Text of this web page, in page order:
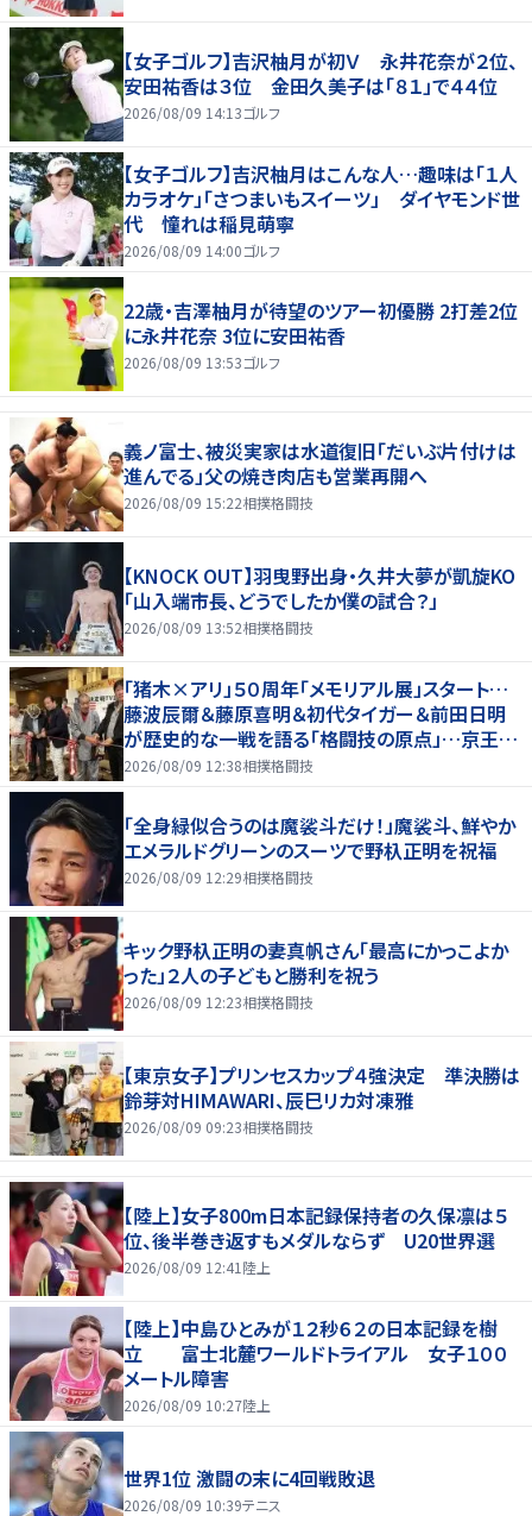
【女子ゴルフ】吉沢柚月が初Ｖ 永井花奈が２位、
安田祐香は３位 金田久美子は「８１」で４４位
2026/08/09 14:13ゴルフ
【女子ゴルフ】吉沢柚月はこんな人…趣味は「１人
カラオケ」「さつまいもスイーツ」 ダイヤモンド世
代 憧れは稲見萌寧
2026/08/09 14:00ゴルフ
22歳・吉澤柚月が待望のツアー初優勝 2打差2位
に永井花奈 3位に安田祐香
2026/08/09 13:53ゴルフ
義ノ富士、被災実家は水道復旧「だいぶ片付けは
進んでる」父の焼き肉店も営業再開へ
2026/08/09 15:22相撲格闘技
【KNOCK OUT】羽曳野出身・久井大夢が凱旋KO
「山入端市長、どうでしたか僕の試合？」
2026/08/09 13:52相撲格闘技
「猪木×アリ」５０周年「メモリアル展」スタート…
藤波辰爾＆藤原喜明＆初代タイガー＆前田日明
が歴史的な一戦を語る「格闘技の原点」…京王プ
ラザホテルで３１日まで
2026/08/09 12:38相撲格闘技
「全身緑似合うのは魔裟斗だけ！」魔裟斗、鮮やか
エメラルドグリーンのスーツで野杁正明を祝福
2026/08/09 12:29相撲格闘技
キック野杁正明の妻真帆さん「最高にかっこよか
った」２人の子どもと勝利を祝う
2026/08/09 12:23相撲格闘技
【東京女子】プリンセスカップ４強決定 準決勝は
鈴芽対HIMAWARI、辰巳リカ対凍雅
2026/08/09 09:23相撲格闘技
【陸上】女子800m日本記録保持者の久保凛は５
位、後半巻き返すもメダルならず U20世界選
2026/08/09 12:41 陸上
【陸上】中島ひとみが１２秒６２の日本記録を樹
立 富士北麓ワールドトライアル 女子１００
メートル障害
2026/08/09 10:27陸上
世界1位 激闘の末に4回戦敗退
2026/08/09 10:39テニス